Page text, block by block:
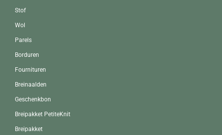
Stof
Wol
Parels
Borduren
Fournituren
Breinaalden
Geschenkbon
Breipakket PetiteKnit
Breipakket